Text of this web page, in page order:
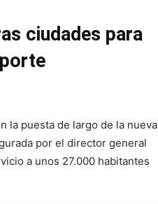
ciudades para
la puesta de largo de la nueva
por el director general
a unos 27.000 habitantes